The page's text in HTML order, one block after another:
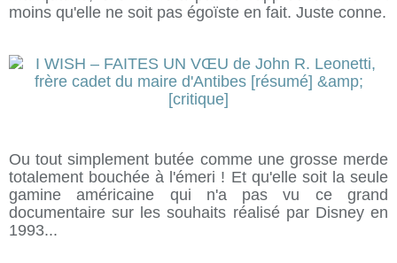
moins qu'elle ne soit pas égoïste en fait. Juste conne.
Ou tout simplement butée comme une grosse merde
totalement bouchée à l'émeri ! Et qu'elle soit la seule
gamine américaine qui n'a pas vu ce grand
documentaire sur les souhaits réalisé par Disney en
1993...